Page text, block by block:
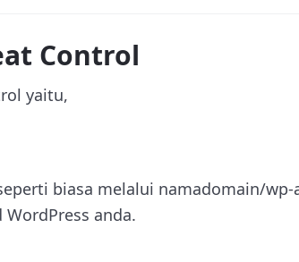
Control
yaitu,
biasa melalui namadomain/
anda.